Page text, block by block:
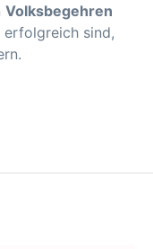
Volksbegehren
erfolgreich sind,